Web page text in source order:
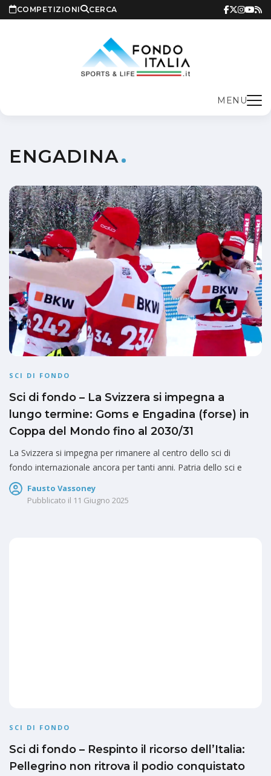
COMPETIZIONI CERCA
MENU
ENGADINA
SCI DI FONDO
Sci di fondo – La Svizzera si impegna a
lungo termine: Goms e Engadina (forse) in
Coppa del Mondo fino al 2030/31
La Svizzera si impegna per rimanere al centro dello sci di
fondo internazionale ancora per tanti anni. Patria dello sci e
Fausto Vassoney
Pubblicato il 11 Giugno 2025
SCI DI FONDO
Sci di fondo – Respinto il ricorso dell’Italia:
Pellegrino non ritrova il podio conquistato